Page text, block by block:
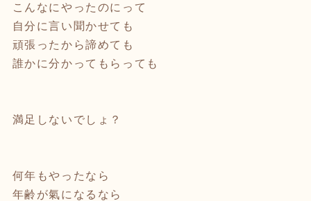
こんなにやったのにって
自分に言い聞かせても
頑張ったから諦めても
誰かに分かってもらっても
満足しないでしょ？
何年もやったなら
年齢が氣になるなら